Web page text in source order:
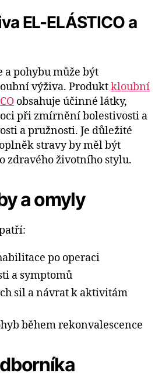
EL-ELÁSTICO a
pohybu může být
výživa. Produktkloubní
obsahuje účinné látky,
při zmírnění bolestivosti a
a pružnosti. Je důležité
stravy by měl být
zdravého životního stylu.
a omyly
po operaci
a symptomů
sil a návrat k aktivitám
během rekonvalescence